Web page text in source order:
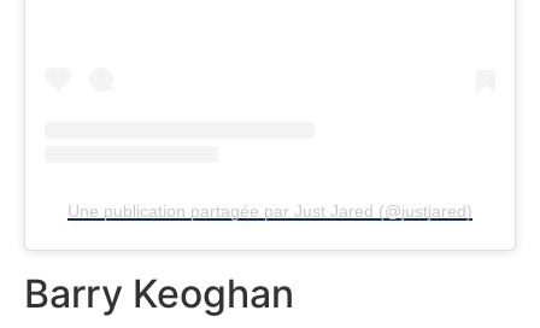
Une publication partagée par Just Jared (@justjared)
Barry Keoghan